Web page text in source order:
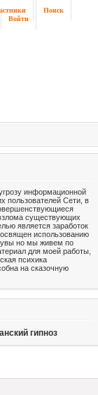
Поиск
Войти
информационной
пользователей Сети, в
существующих
является заработок
использованию
увы но мы живем по
для моей работы,
психика
на сказочную
гипноз